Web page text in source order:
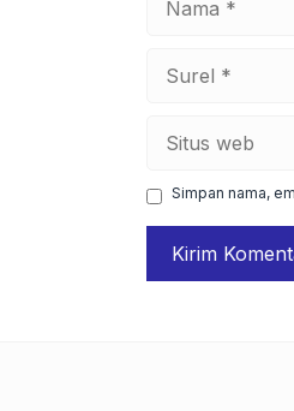
web
Simpan nama,